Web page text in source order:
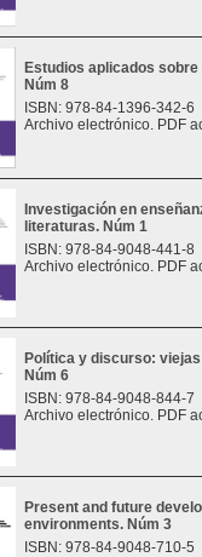
Estudios aplicados
Núm 8
ISBN: 978-84-1396-342-6
Archivo electrónico. PDF
Investigación en
literaturas. Núm 1
ISBN: 978-84-9048-441-8
Archivo electrónico. PDF
Política y discurso:
Núm 6
ISBN: 978-84-9048-844-7
Archivo electrónico. PDF
Present and future
environments. Núm 3
ISBN: 978-84-9048-710-5